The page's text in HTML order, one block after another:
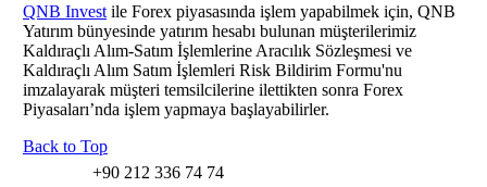
QNB Invest ile Forex piyasasında işlem yapabilmek için, QNB
Yatırım bünyesinde yatırım hesabı bulunan müşterilerimiz
Kaldıraçlı Alım-Satım İşlemlerine Aracılık Sözleşmesi ve
Kaldıraçlı Alım Satım İşlemleri Risk Bildirim Formu'nu
imzalayarak müşteri temsilcilerine ilettikten sonra Forex
Piyasaları’nda işlem yapmaya başlayabilirler.
Back to Top
+90 212 336 74 74